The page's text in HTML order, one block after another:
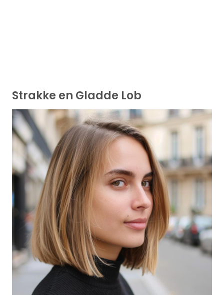
Strakke en Gladde Lob